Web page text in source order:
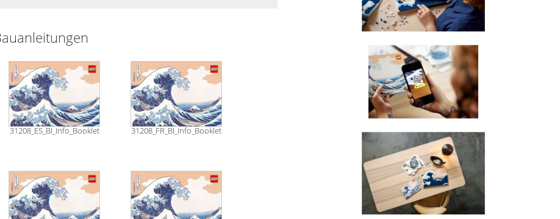
31208_ES_BI_Info_Booklet 31208_FR_BI_Info_Booklet